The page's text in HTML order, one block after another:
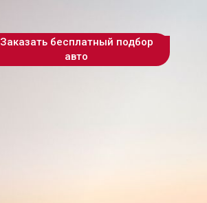
Заказать бесплатный подбор
авто